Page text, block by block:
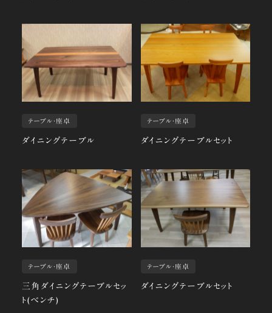
テーブル・座卓
ダイニングテーブル
テーブル・座卓
ダイニングテーブルセット
テーブル・座卓
三角ダイニングテーブルセッ
ト(ベンチ)
テーブル・座卓
ダイニングテーブルセット